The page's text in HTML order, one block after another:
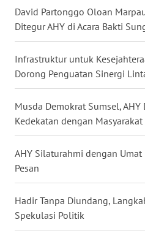
David Partonggo Oloan
Ditegur AHY di Acara Bakti
Infrastruktur untuk
Dorong Penguatan Sinergi
Musda Demokrat Sumsel,
Kedekatan dengan Masyarakat
AHY Silaturahmi dengan
Pesan
Hadir Tanpa Diundang,
Spekulasi Politik
KALSEL
WN
KALTIM
WN
SULSEL
WN
GORONTALO
WN
SULUT